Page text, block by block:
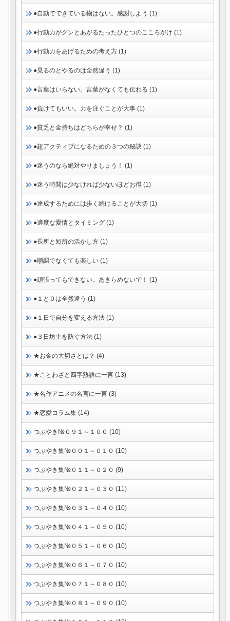
●自動でできている物はない。感謝しよう (1)
●行動力がグンとあがるたったひとつのこころがけ (1)
●行動力をあげるための考え方 (1)
●見るのとやるのは全然違う (1)
●言葉はいらない。言葉がなくても伝わる (1)
●負けてもいい。力を注ぐことが大事 (1)
●貧乏と金持ちはどちらが幸せ？ (1)
●超アクティブになるための３つの秘訣 (1)
●迷うのなら絶対やりましょう！ (1)
●迷う時間は少なければ少ないほどお得 (1)
●達成するためには歩く続けることが大切 (1)
●適度な愛情とタイミング (1)
●長所と短所の活かし方 (1)
●順調でなくても楽しい (1)
●頑張ってもできない。あきらめないで！ (1)
●１と０は全然違う (1)
●１日で自分を変える方法 (1)
●３日坊主を防ぐ方法 (1)
★お金の大切さとは？ (4)
★ことわざと四字熟語に一言 (13)
★名作アニメの名言に一言 (3)
★恋愛コラム集 (14)
つぶやき№０９１～１００ (10)
つぶやき集№００１～０１０ (10)
つぶやき集№０１１～０２０ (9)
つぶやき集№０２１～０３０ (11)
つぶやき集№０３１～０４０ (10)
つぶやき集№０４１～０５０ (10)
つぶやき集№０５１～０６０ (10)
つぶやき集№０６１～０７０ (10)
つぶやき集№０７１～０８０ (10)
つぶやき集№０８１～０９０ (10)